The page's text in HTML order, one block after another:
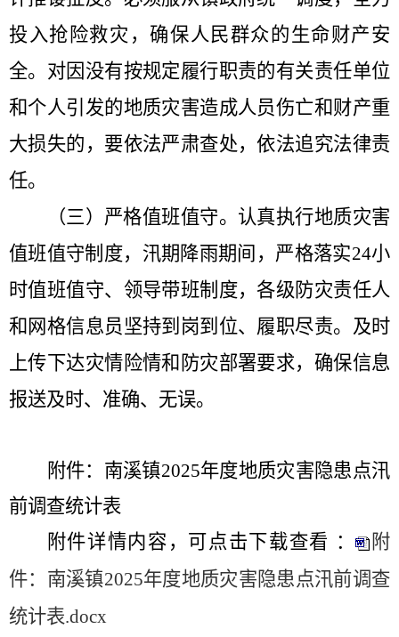
投入抢险救灾，确保人民群众的生命财产安
全。对因没有按规定履行职责的有关责任单位
和个人引发的地质灾害造成人员伤亡和财产重
大损失的，要依法严肃查处，依法追究法律责
任。
（三）严格值班值守。 认真执行地质灾害
值班值守制度，汛期降雨期间，严格落实24小
时值班值守、领导带班制度，各级防灾责任人
和网格信息员坚持到岗到位、履职尽责。及时
上传下达灾情险情和防灾部署要求，确保信息
报送及时、准确、无误。
附件： 南溪镇2025年度地质灾害隐患点汛
前调查统计表
附件详情内容，可点击下载查看 ：
附
件：南溪镇2025年度地质灾害隐患点汛前调查
统计表.docx